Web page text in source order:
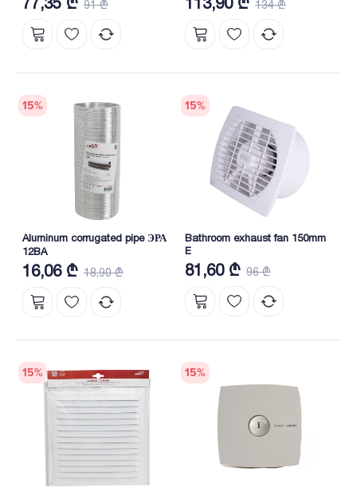
91 ₾ 134 ₾
15%
Aluminum corrugated pipe ЭРА
12BA
16,06 ₾ 18,90 ₾
15%
Bathroom exhaust fan 150mm
E
81,60 ₾ 96 ₾
15% 15%